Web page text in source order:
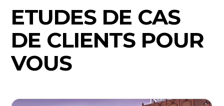
ETUDES DE CAS
DE CLIENTS POUR
VOUS